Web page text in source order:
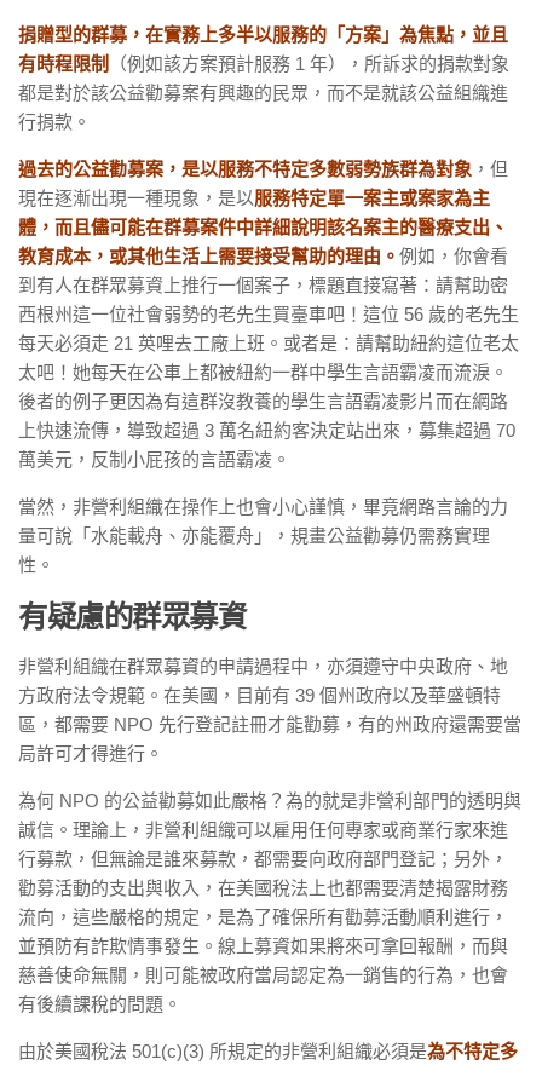
捐贈型的群募，在實務上多半以服務的「方案」為焦點，並且
有時程限制
（例如該方案預計服務 1 年），所訴求的捐款對象
都是對於該公益勸募案有興趣的民眾，而不是就該公益組織進
行捐款。
過去的公益勸募案，是以服務不特定多數弱勢族群為對象 ，但
現在逐漸出現一種現象，是以服務特定單一案主或案家為主
體，而且儘可能在群募案件中詳細說明該名案主的醫療支出、
教育成本，或其他生活上需要接受幫助的理由。 例如，你會看
到有人在群眾募資上推行一個案子，標題直接寫著：請幫助密
西根州這一位社會弱勢的老先生買臺車吧！這位 56 歲的老先生
每天必須走 21 英哩去工廠上班。或者是：請幫助紐約這位老太
太吧！她每天在公車上都被紐約一群中學生言語霸凌而流淚。
後者的例子更因為有這群沒教養的學生言語霸凌影片而在網路
上快速流傳，導致超過 3 萬名紐約客決定站出來，募集超過 70
萬美元，反制小屁孩的言語霸凌。
當然，非營利組織在操作上也會小心謹慎，畢竟網路言論的力
量可說「水能載舟、亦能覆舟」，規畫公益勸募仍需務實理
性。
有疑慮的群眾募資
非營利組織在群眾募資的申請過程中，亦須遵守中央政府、地
方政府法令規範。在美國，目前有 39 個州政府以及華盛頓特
區，都需要 NPO 先行登記註冊才能勸募，有的州政府還需要當
局許可才得進行。
為何 NPO 的公益勸募如此嚴格？為的就是非營利部門的透明與
誠信。理論上，非營利組織可以雇用任何專家或商業行家來進
行募款，但無論是誰來募款，都需要向政府部門登記；另外，
勸募活動的支出與收入，在美國稅法上也都需要清楚揭露財務
流向，這些嚴格的規定，是為了確保所有勸募活動順利進行，
並預防有詐欺情事發生。線上募資如果將來可拿回報酬，而與
慈善使命無關，則可能被政府當局認定為一銷售的行為，也會
有後續課稅的問題。
由於美國稅法 501(c)(3) 所規定的非營利組織必須是為不特定多